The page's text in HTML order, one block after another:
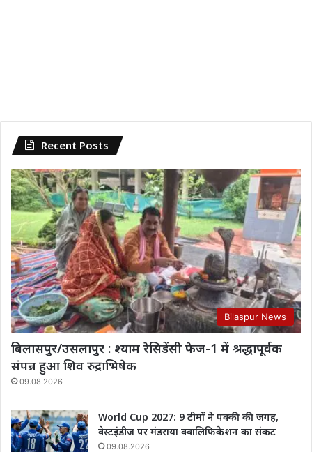
Recent Posts
Bilaspur News
बिलासपुर/उसलापुर : श्याम रेसिडेंसी फेज-1 में श्रद्धापूर्वक
संपन्न हुआ शिव रुद्राभिषेक
09.08.2026
World Cup 2027: 9 टीमों ने पक्की की जगह,
वेस्टइंडीज पर मंडराया क्वालिफिकेशन का संकट
09.08.2026